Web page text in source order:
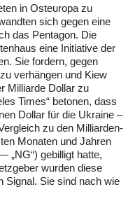
in Osteuropa zu
sich gegen eine
das Pentagon. Die
eine Initiative der
Sie fordern, gegen
verhängen und Kiew
Milliarde Dollar zu
Times“ betonen, dass
Dollar für die Ukraine –
zu den Milliarden-
Monaten und Jahren
„NG“) gebilligt hatte,
wurden diese
Signal. Sie sind nach wie